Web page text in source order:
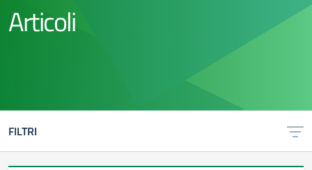
Articoli
FILTRI